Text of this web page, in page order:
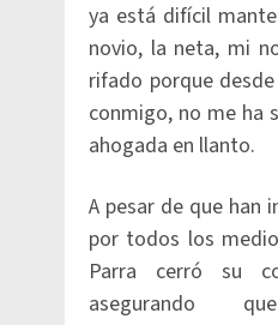
ya está difícil
novio, la neta, mi
rifado porque
conmigo, no me ha
ahogada en llanto.
A pesar de que han
por todos los
Parra cerró su
asegurando